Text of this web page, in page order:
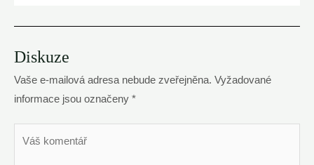
Diskuze
Vaše e-mailová adresa nebude zveřejněna. Vyžadované
informace jsou označeny *